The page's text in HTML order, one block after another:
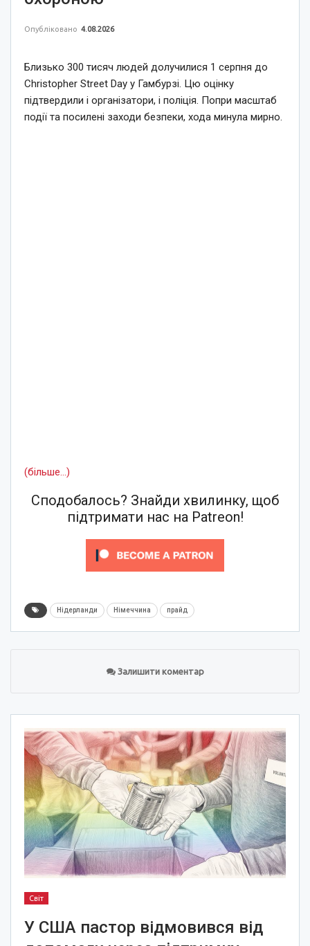
Опубліковано 4.08.2026
Близько 300 тисяч людей долучилися 1 серпня до
Christopher Street Day у Гамбурзі. Цю оцінку
підтвердили і організатори, і поліція. Попри масштаб
події та посилені заходи безпеки, хода минула мирно.
(більше…)
Сподобалось? Знайди хвилинку, щоб
підтримати нас на Patreon!
Нідерланди Німеччина прайд
Залишити коментар
Світ
У США пастор відмовився від